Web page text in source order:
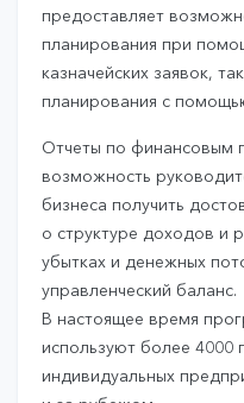
предоставляет
планирования при
казначейских заявок,
планирования с
Отчеты по финансовым
возможность
бизнеса получить
о структуре доходов и
убытках и денежных
управленческий баланс.
В настоящее время
используют более 4000
индивидуальных